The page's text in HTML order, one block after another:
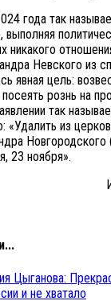
года так
никакого
Невского из
явная цель:
рознь на
так
«Удалить из
23 ноября».